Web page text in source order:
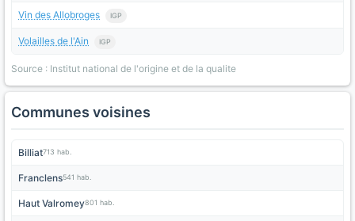
Vin des Allobroges IGP
Volailles de l'Ain IGP
Source : Institut national de l'origine et de la qualite
Communes voisines
Billiat713 hab.
Franclens541 hab.
Haut Valromey801 hab.